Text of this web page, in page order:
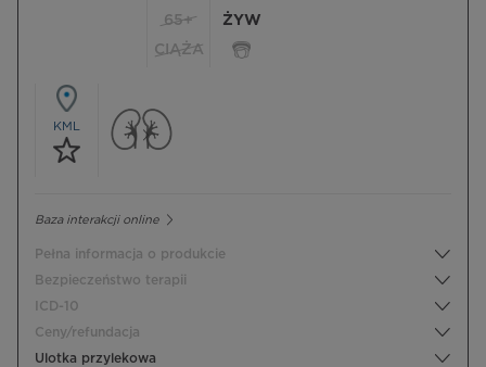
65+
CIĄŻA
ŻYW
KML
Baza interakcji online
Pełna informacja o produkcie
Bezpieczeństwo terapii
ICD-10
Ceny/refundacja
Ulotka przylekowa